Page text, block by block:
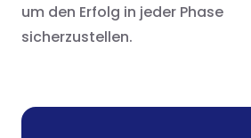
um den Erfolg in jeder Phase
sicherzustellen.